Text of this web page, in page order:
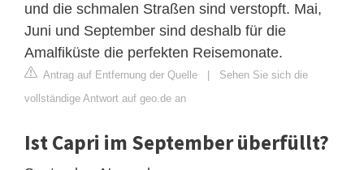
und die schmalen Straßen sind verstopft. Mai,
Juni und September sind deshalb für die
Amalfiküste die perfekten Reisemonate.
Antrag auf Entfernung der Quelle
Sehen Sie sich die
vollständige Antwort auf geo.de an
Ist Capri im September überfüllt?